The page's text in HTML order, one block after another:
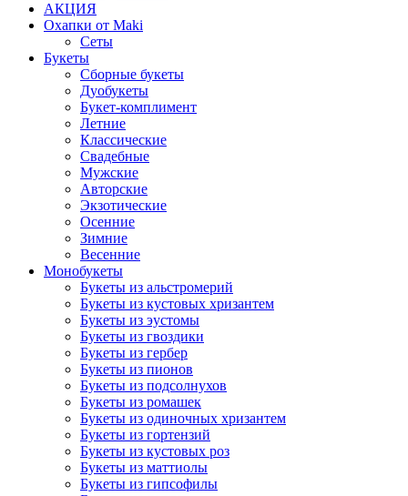
АКЦИЯ
Охапки от Maki
Сеты
Букеты
Сборные букеты
Дуобукеты
Букет-комплимент
Летние
Классические
Свадебные
Мужские
Авторские
Экзотические
Осенние
Зимние
Весенние
Монобукеты
Букеты из альстромерий
Букеты из кустовых хризантем
Букеты из эустомы
Букеты из гвоздики
Букеты из гербер
Букеты из пионов
Букеты из подсолнухов
Букеты из ромашек
Букеты из одиночных хризантем
Букеты из гортензий
Букеты из кустовых роз
Букеты из маттиолы
Букеты из гипсофилы